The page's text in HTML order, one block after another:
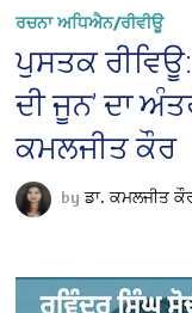
ਰਚਨਾ ਅਧਿਐਨ/ਰੀਵੀਊ
ਪੁਸਤਕ
ਦੀ ਜੂਨ’ ਦਾ
ਕਮਲਜੀਤ ਕੌਰ
byਡਾ. ਕਮਲਜੀਤ